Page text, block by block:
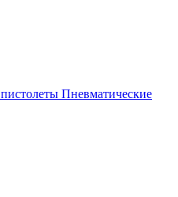
Пневматические